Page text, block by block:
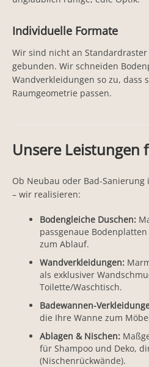
Individuelle Formate
Wir sind nicht an
gebunden. Wir schneiden
Wandverkleidungen so zu, dass
Raumgeometrie passen.
Unsere Leistungen
Ob Neubau oder Bad-Sanierung
– wir realisieren:
Bodengleiche Duschen:
passgenaue
zum Ablauf.
Wandverkleidungen:
als exklusiver
Toilette/Waschtisch.
Badewannen-
die Ihre Wanne zum
Ablagen & Nischen:
für Shampoo und Deko,
(Nischenrückwände).